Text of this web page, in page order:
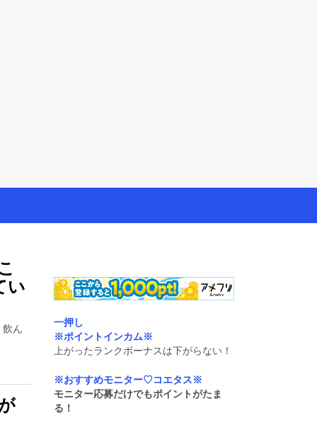
い
飲ん
一押し
※ポイントインカム※
上がったランクボーナスは下がらない！
※おすすめモニター♡コエタス※
モニター応募だけでもポイントがたま
る！